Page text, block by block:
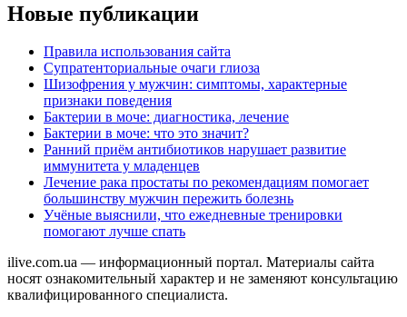
Новые публикации
Правила использования сайта
Супратенториальные очаги глиоза
Шизофрения у мужчин: симптомы, характерные
признаки поведения
Бактерии в моче: диагностика, лечение
Бактерии в моче: что это значит?
Ранний приём антибиотиков нарушает развитие
иммунитета у младенцев
Лечение рака простаты по рекомендациям помогает
большинству мужчин пережить болезнь
Учёные выяснили, что ежедневные тренировки
помогают лучше спать
ilive.com.ua — информационный портал. Материалы сайта
носят ознакомительный характер и не заменяют консультацию
квалифицированного специалиста.